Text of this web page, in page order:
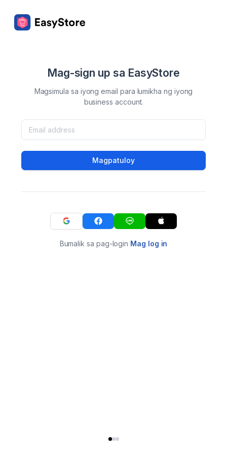
Mag-sign up sa EasyStore
Magsimula sa iyong email para lumikha ng iyong
business account.
Magpatuloy
Bumalik sa pag-login Mag log in